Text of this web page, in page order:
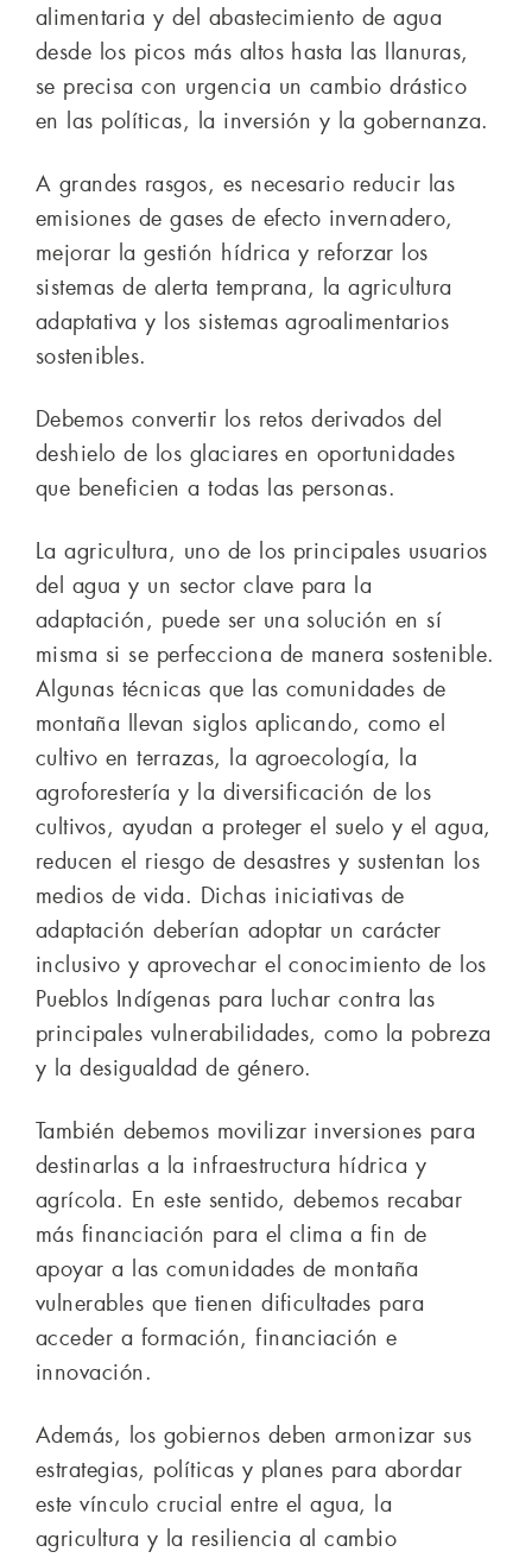
alimentaria y del abastecimiento de agua
desde los picos más altos hasta las llanuras,
se precisa con urgencia un cambio drástico
en las políticas, la inversión y la gobernanza.
A grandes rasgos, es necesario reducir las
emisiones de gases de efecto invernadero,
mejorar la gestión hídrica y reforzar los
sistemas de alerta temprana, la agricultura
adaptativa y los sistemas agroalimentarios
sostenibles.
Debemos convertir los retos derivados del
deshielo de los glaciares en oportunidades
que beneficien a todas las personas.
La agricultura, uno de los principales usuarios
del agua y un sector clave para la
adaptación, puede ser una solución en sí
misma si se perfecciona de manera sostenible.
Algunas técnicas que las comunidades de
montaña llevan siglos aplicando, como el
cultivo en terrazas, la agroecología, la
agroforestería y la diversificación de los
cultivos, ayudan a proteger el suelo y el agua,
reducen el riesgo de desastres y sustentan los
medios de vida. Dichas iniciativas de
adaptación deberían adoptar un carácter
inclusivo y aprovechar el conocimiento de los
Pueblos Indígenas para luchar contra las
principales vulnerabilidades, como la pobreza
y la desigualdad de género.
También debemos movilizar inversiones para
destinarlas a la infraestructura hídrica y
agrícola. En este sentido, debemos recabar
más financiación para el clima a fin de
apoyar a las comunidades de montaña
vulnerables que tienen dificultades para
acceder a formación, financiación e
innovación.
Además, los gobiernos deben armonizar sus
estrategias, políticas y planes para abordar
este vínculo crucial entre el agua, la
agricultura y la resiliencia al cambio